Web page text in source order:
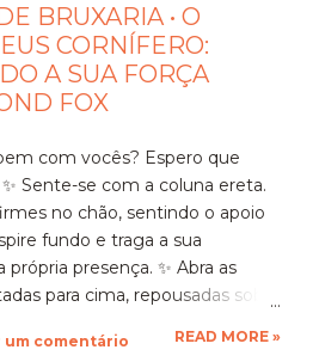
BRUXARIA • O
CORNÍFERO:
A SUA FORÇA
FOX
com vocês? Espero que
Sente-se com a coluna ereta.
no chão, sentindo o apoio
fundo e traga a sua
própria presença. ✨️ ​Abra as
para cima, repousadas sobre
história gravada em cada linha
um comentário READ MORE »